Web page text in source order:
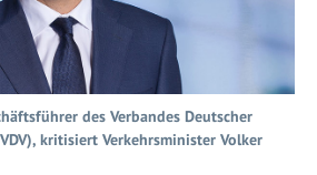
des Verbandes Deutscher
kritisiert Verkehrsminister Volker